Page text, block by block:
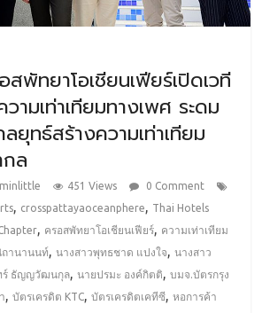
สพัทยาโอเชียนเฟียร์เปิดเวที
ามเท่าเทียมทางเพศ ระดม
ยุทธ์สร้างความเท่าเทียม
ล
451 Views
0 Comment
, crosspattayaoceanphere, Thai Hotels
, ครอสพัทยาโอเชียนเฟียร์, ความเท่าเทียม
านานนท์,นางสาวพุทธชาด แปงใจ,นางสาว
ร์ ธัญญวัฒนกุล,นายปรมะ องค์กิตติ,บมจ.บัตรกรุง
,บัตรเครดิต KTC,บัตรเครดิตเคทีซี,หอการค้า